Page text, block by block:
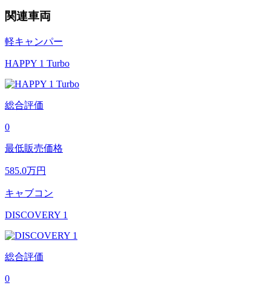
関連車両
軽キャンパー
HAPPY 1 Turbo
総合評価
0
最低販売価格
585.0万円
キャブコン
DISCOVERY 1
総合評価
0